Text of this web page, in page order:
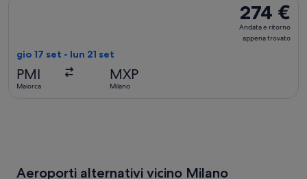
274 €
Andata
e
274 €
Andata e ritorno
appena trovato
gio 17 set - lun 21 set
PMI
Maiorca
MXP
Milano
Aeroporti alternativi vicino Milano